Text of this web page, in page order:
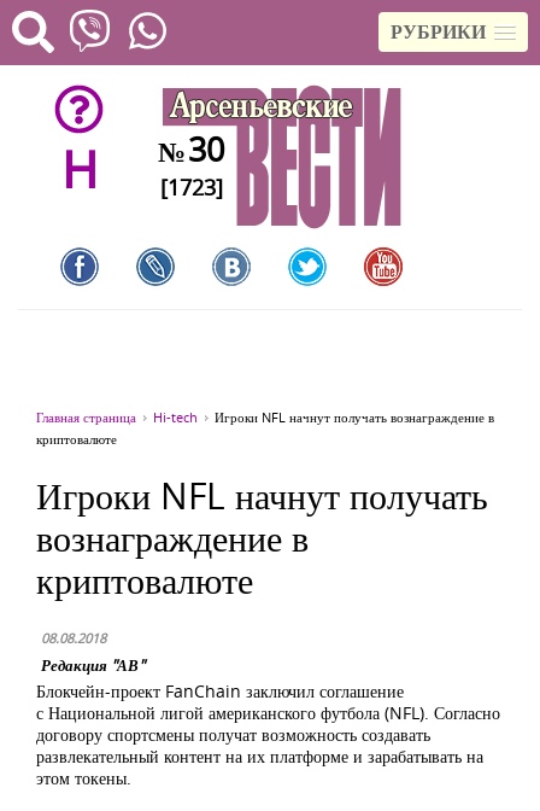
РУБРИКИ
H №30
[1723]
Главная страница Hi-tech
Игроки NFL начнут получать вознаграждение в
криптовалюте
Игроки NFL начнут получать
вознаграждение в
криптовалюте
08.08.2018
Редакция "АВ"
Блокчейн-проект FanChain заключил соглашение
с Национальной лигой американского футбола (NFL). Согласно
договору спортсмены получат возможность создавать
развлекательный контент на их платформе и зарабатывать на
этом токены.